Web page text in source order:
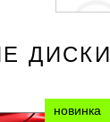
ДИСКИ
новинка